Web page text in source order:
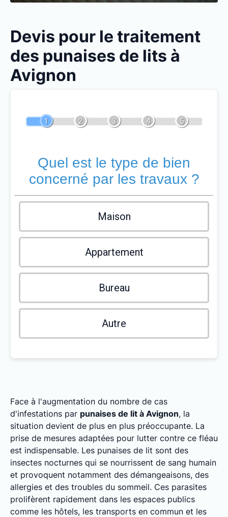
Devis pour le traitement
des punaises de lits à
Avignon
1 2 3 4 5
Quel est le type de bien
concerné par les travaux ?
Maison
Appartement
Bureau
Autre
Face à l'augmentation du nombre de cas
d'infestations par punaises de lit à Avignon, la
situation devient de plus en plus préoccupante. La
prise de mesures adaptées pour lutter contre ce fléau
est indispensable. Les punaises de lit sont des
insectes nocturnes qui se nourrissent de sang humain
et provoquent notamment des démangeaisons, des
allergies et des troubles du sommeil. Ces parasites
prolifèrent rapidement dans les espaces publics
comme les hôtels, les transports en commun et les